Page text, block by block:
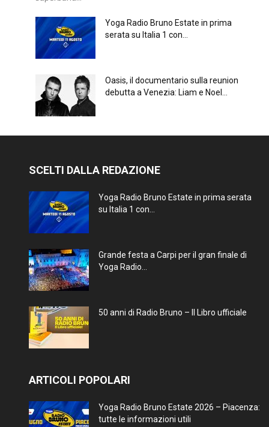
Yoga Radio Bruno Estate in prima
serata su Italia 1 con...
Oasis, il documentario sulla reunion
debutta a Venezia: Liam e Noel...
SCELTI DALLA REDAZIONE
Yoga Radio Bruno Estate in prima serata
su Italia 1 con...
Grande festa a Carpi per il gran finale di
Yoga Radio...
50 anni di Radio Bruno – Il Libro ufficiale
ARTICOLI POPOLARI
Yoga Radio Bruno Estate 2026 – Piacenza:
tutte le informazioni utili